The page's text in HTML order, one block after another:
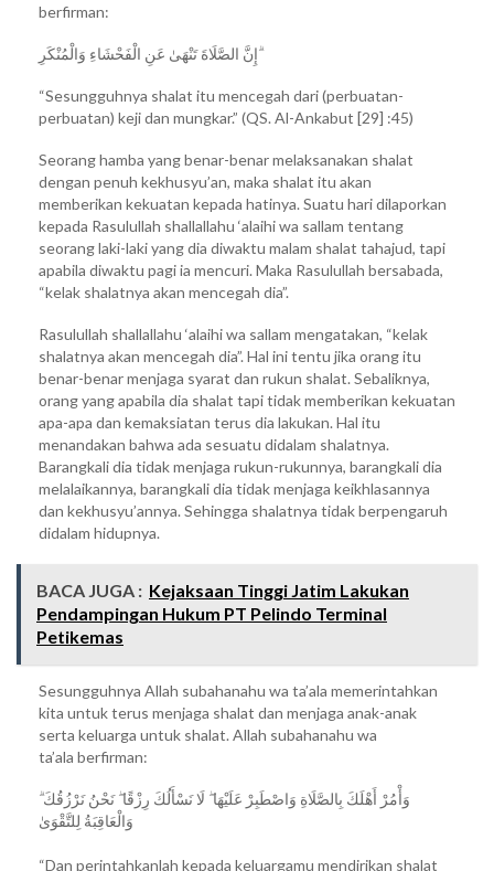
berfirman:
إِنَّ الصَّلَاةَ تَنْهَىٰ عَنِ الْفَحْشَاءِ وَالْمُنْكَرِ ۗ
“Sesungguhnya shalat itu mencegah dari (perbuatan-
perbuatan) keji dan mungkar.” (QS. Al-Ankabut [29] :45)
Seorang hamba yang benar-benar melaksanakan shalat
dengan penuh kekhusyu’an, maka shalat itu akan
memberikan kekuatan kepada hatinya. Suatu hari dilaporkan
kepada Rasulullah shallallahu ‘alaihi wa sallam tentang
seorang laki-laki yang dia diwaktu malam shalat tahajud, tapi
apabila diwaktu pagi ia mencuri. Maka Rasulullah bersabada,
“kelak shalatnya akan mencegah dia”.
Rasulullah shallallahu ‘alaihi wa sallam mengatakan, “kelak
shalatnya akan mencegah dia”. Hal ini tentu jika orang itu
benar-benar menjaga syarat dan rukun shalat. Sebaliknya,
orang yang apabila dia shalat tapi tidak memberikan kekuatan
apa-apa dan kemaksiatan terus dia lakukan. Hal itu
menandakan bahwa ada sesuatu didalam shalatnya.
Barangkali dia tidak menjaga rukun-rukunnya, barangkali dia
melalaikannya, barangkali dia tidak menjaga keikhlasannya
dan kekhusyu’annya. Sehingga shalatnya tidak berpengaruh
didalam hidupnya.
BACA JUGA : Kejaksaan Tinggi Jatim Lakukan
Pendampingan Hukum PT Pelindo Terminal
Petikemas
Sesungguhnya Allah subahanahu wa ta’ala memerintahkan
kita untuk terus menjaga shalat dan menjaga anak-anak
serta keluarga untuk shalat. Allah subahanahu wa
ta’ala berfirman:
وَأْمُرْ أَهْلَكَ بِالصَّلَاةِ وَاصْطَبِرْ عَلَيْهَا ۖ لَا نَسْأَلُكَ رِزْقًا ۖ نَحْنُ نَرْزُقُكَ ۗ
وَالْعَاقِبَةُ لِلتَّقْوَىٰ
“Dan perintahkanlah kepada keluargamu mendirikan shalat